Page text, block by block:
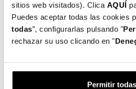
sitios web visitados). Clica AQUÍ
Puedes aceptar todas las cookies
todas”, configurarlas pulsando "
rechazar su uso clicando en "
Permitir todas
Pack Premium para Samsung
A21s: Ultra suave + Película de
Temperado Completa +
Câmara
Detalhes do produto